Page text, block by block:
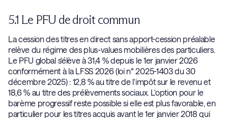
5.1 Le PFU de droit commun
La cession des titres en direct sans apport-cession préalable
relève du régime des plus-values mobilières des particuliers.
Le PFU global s'élève à 31,4 % depuis le 1er janvier 2026
conformément à la LFSS 2026 (loi n° 2025-1403 du 30
décembre 2025) : 12,8 % au titre de l'impôt sur le revenu et
18,6 % au titre des prélèvements sociaux. L'option pour le
barème progressif reste possible si elle est plus favorable, en
particulier pour les titres acquis avant le 1er janvier 2018 qui